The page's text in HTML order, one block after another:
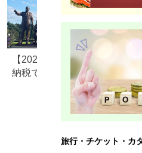
【2026年最新版】ふるさと
納税でディズニー返礼品は
もらえる？ホテル・チケッ
ト・公式グッズを徹底解説
旅行・チケット・カ